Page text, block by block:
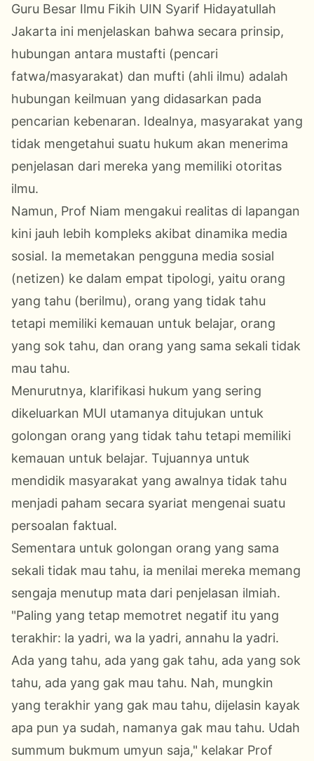
​Guru Besar Ilmu Fikih UIN Syarif Hidayatullah
Jakarta ini menjelaskan bahwa secara prinsip,
hubungan antara mustafti (pencari
fatwa/masyarakat) dan mufti (ahli ilmu) adalah
hubungan keilmuan yang didasarkan pada
pencarian kebenaran. Idealnya, masyarakat yang
tidak mengetahui suatu hukum akan menerima
penjelasan dari mereka yang memiliki otoritas
ilmu.
Namun, Prof Niam mengakui realitas di lapangan
kini jauh lebih kompleks akibat dinamika media
sosial. Ia memetakan pengguna media sosial
(netizen) ke dalam empat tipologi, yaitu orang
yang tahu (berilmu), orang yang tidak tahu
tetapi memiliki kemauan untuk belajar, orang
yang sok tahu, dan orang yang sama sekali tidak
mau tahu.
Menurutnya, klarifikasi hukum yang sering
dikeluarkan MUI utamanya ditujukan untuk
golongan orang yang tidak tahu tetapi memiliki
kemauan untuk belajar. Tujuannya untuk
mendidik masyarakat yang awalnya tidak tahu
menjadi paham secara syariat mengenai suatu
persoalan faktual.
Sementara untuk golongan orang yang sama
sekali tidak mau tahu, ia menilai mereka memang
sengaja menutup mata dari penjelasan ilmiah.
​"Paling yang tetap memotret negatif itu yang
terakhir: la yadri, wa la yadri, annahu la yadri.
Ada yang tahu, ada yang gak tahu, ada yang sok
tahu, ada yang gak mau tahu. Nah, mungkin
yang terakhir yang gak mau tahu, dijelasin kayak
apa pun ya sudah, namanya gak mau tahu. Udah
summum bukmum umyun saja," kelakar Prof